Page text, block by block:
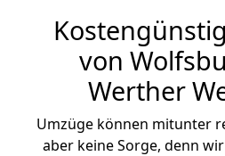
von
Werther
Umzüge können mitunter
aber keine Sorge, denn